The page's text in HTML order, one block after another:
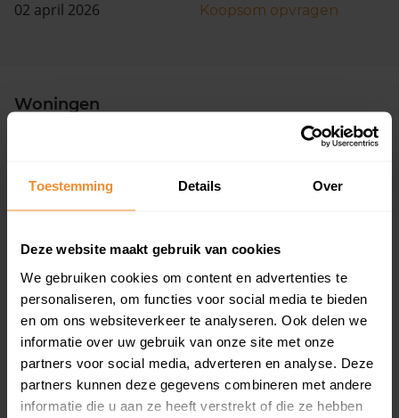
Toestemming Details Over
Deze website maakt gebruik van cookies
We gebruiken cookies om content en advertenties te
personaliseren, om functies voor social media te bieden
en om ons websiteverkeer te analyseren. Ook delen we
informatie over uw gebruik van onze site met onze
partners voor social media, adverteren en analyse. Deze
partners kunnen deze gegevens combineren met andere
informatie die u aan ze heeft verstrekt of die ze hebben
02 april 2026 Koopsom opvragen
Woningen
63%
Koopwoningen
37%
Huurwoningen
Appartementen
aandeel van totale woningen